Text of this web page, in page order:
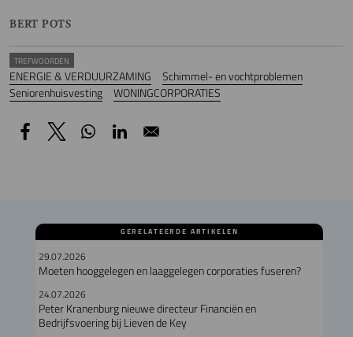
BERT POTS
TREFWOORDEN
ENERGIE & VERDUURZAMING
Schimmel- en vochtproblemen
Seniorenhuisvesting
WONINGCORPORATIES
GERELATEERDE ARTIKELEN
29.07.2026
Moeten hooggelegen en laaggelegen corporaties fuseren?
24.07.2026
Peter Kranenburg nieuwe directeur Financiën en
Bedrijfsvoering bij Lieven de Key